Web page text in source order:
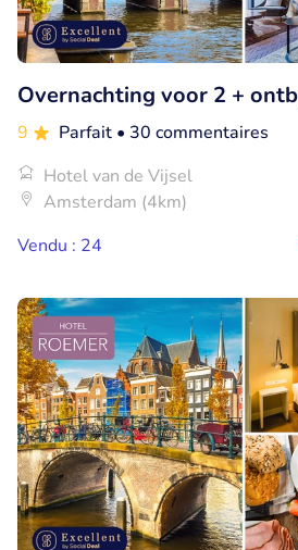
Overnachting voor 2 +
9 Parfait • 30 commentaires
Hotel van de Vijsel
Amsterdam (4km)
Vendu : 24